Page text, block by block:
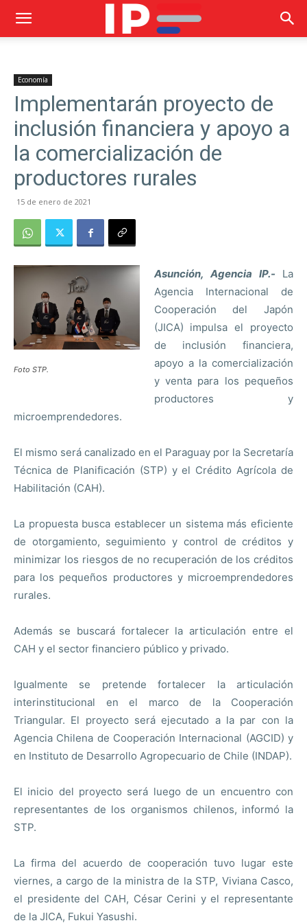
Economía
Implementarán proyecto de
inclusión financiera y apoyo a
la comercialización de
productores rurales
15 de enero de 2021
Foto STP.
Asunción, Agencia IP.- La
Agencia Internacional de
Cooperación del Japón
(JICA) impulsa el proyecto
de inclusión financiera,
apoyo a la comercialización
y venta para los pequeños
productores y
microemprendedores.
El mismo será canalizado en el Paraguay por la Secretaría
Técnica de Planificación (STP) y el Crédito Agrícola de
Habilitación (CAH).
La propuesta busca establecer un sistema más eficiente
de otorgamiento, seguimiento y control de créditos y
minimizar los riesgos de no recuperación de los créditos
para los pequeños productores y microemprendedores
rurales.
Además se buscará fortalecer la articulación entre el
CAH y el sector financiero público y privado.
Igualmente se pretende fortalecer la articulación
interinstitucional en el marco de la Cooperación
Triangular. El proyecto será ejecutado a la par con la
Agencia Chilena de Cooperación Internacional (AGCID) y
en Instituto de Desarrollo Agropecuario de Chile (INDAP).
El inicio del proyecto será luego de un encuentro con
representantes de los organismos chilenos, informó la
STP.
La firma del acuerdo de cooperación tuvo lugar este
viernes, a cargo de la ministra de la STP, Viviana Casco,
el presidente del CAH, César Cerini y el representante
de la JICA, Fukui Yasushi.